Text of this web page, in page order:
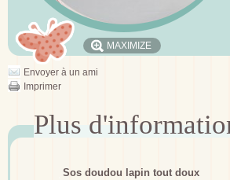
MAXIMIZE
Envoyer à un ami
Imprimer
Sos doudou lapin tout doux